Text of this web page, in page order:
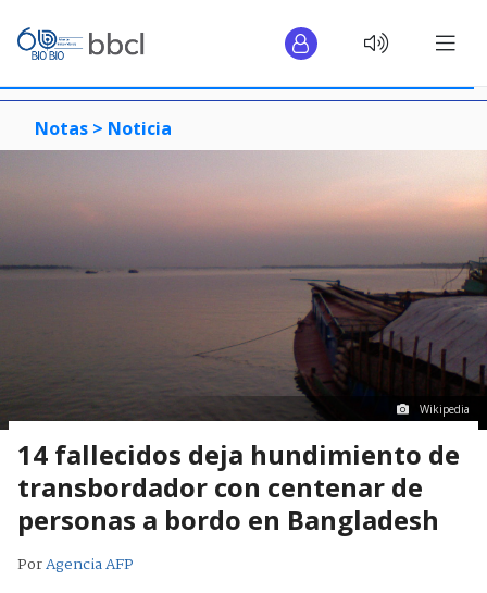
Notas > Noticia
Wikipedia
14 fallecidos deja hundimiento de
transbordador con centenar de
personas a bordo en Bangladesh
PorAgencia AFP